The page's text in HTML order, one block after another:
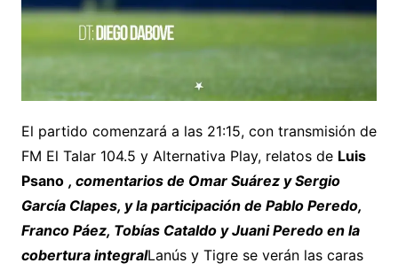
El partido comenzará a las 21:15, con transmisión de
FM El Talar 104.5 y Alternativa Play, relatos de Luis
Psano , comentarios de Omar Suárez y Sergio
García Clapes, y la participación de Pablo Peredo,
Franco Páez, Tobías Cataldo y Juani Peredo en la
cobertura integralLanús y Tigre se verán las caras